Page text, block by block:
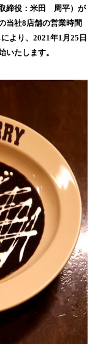
締役：米田 周平）が
当社8店舗の営業時間
より、2021年1月25日
たします。